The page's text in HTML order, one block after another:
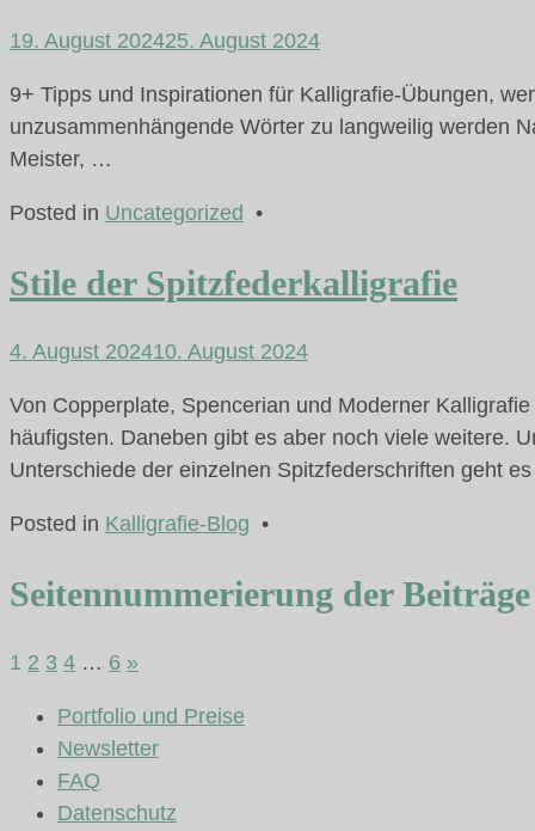
19. August 202425. August 2024
9+ Tipps und Inspirationen für Kalligrafie-Übungen,
unzusammenhängende Wörter zu langweilig werden
Meister, …
Posted in Uncategorized •
Stile der Spitzfederkalligrafie
4. August 202410. August 2024
Von Copperplate, Spencerian und Moderner
häufigsten. Daneben gibt es aber noch viele weitere.
Unterschiede der einzelnen Spitzfederschriften geht
Posted in Kalligrafie-Blog •
Seitennummerierung der Beiträge
1 2 3 4 … 6 »
Portfolio und Preise
Newsletter
FAQ
Datenschutz